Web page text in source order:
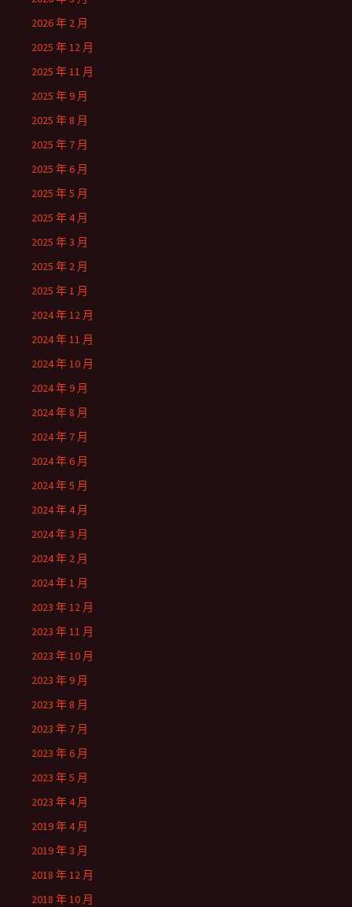
2026 年 2 月
2025 年 12 月
2025 年 11 月
2025 年 9 月
2025 年 8 月
2025 年 7 月
2025 年 6 月
2025 年 5 月
2025 年 4 月
2025 年 3 月
2025 年 2 月
2025 年 1 月
2024 年 12 月
2024 年 11 月
2024 年 10 月
2024 年 9 月
2024 年 8 月
2024 年 7 月
2024 年 6 月
2024 年 5 月
2024 年 4 月
2024 年 3 月
2024 年 2 月
2024 年 1 月
2023 年 12 月
2023 年 11 月
2023 年 10 月
2023 年 9 月
2023 年 8 月
2023 年 7 月
2023 年 6 月
2023 年 5 月
2023 年 4 月
2019 年 4 月
2019 年 3 月
2018 年 12 月
2018 年 10 月